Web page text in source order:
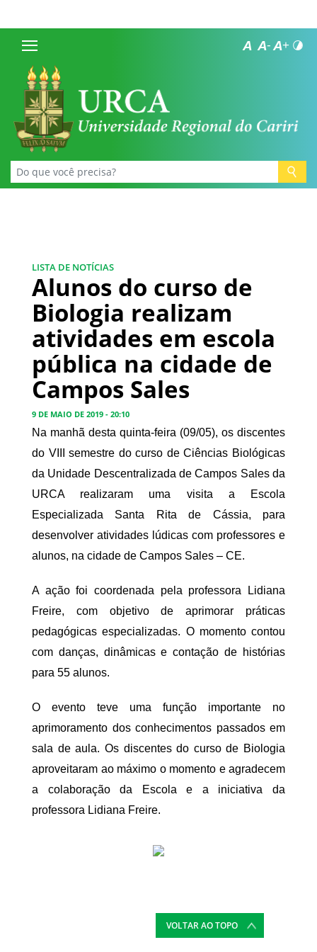
LISTA DE NOTÍCIAS
Alunos do curso de
Biologia realizam
atividades em escola
pública na cidade de
Campos Sales
9 DE MAIO DE 2019 - 20:10
Na manhã desta quinta-feira (09/05), os discentes
do VIII semestre do curso de Ciências Biológicas
da Unidade Descentralizada de Campos Sales da
URCA realizaram uma visita a Escola
Especializada Santa Rita de Cássia, para
desenvolver atividades lúdicas com professores e
alunos, na cidade de Campos Sales – CE.
A ação foi coordenada pela professora Lidiana
Freire, com objetivo de aprimorar práticas
pedagógicas especializadas. O momento contou
com danças, dinâmicas e contação de histórias
para 55 alunos.
O evento teve uma função importante no
aprimoramento dos conhecimentos passados em
sala de aula. Os discentes do curso de Biologia
aproveitaram ao máximo o momento e agradecem
a colaboração da Escola e a iniciativa da
professora Lidiana Freire.
VOLTAR AO TOPO